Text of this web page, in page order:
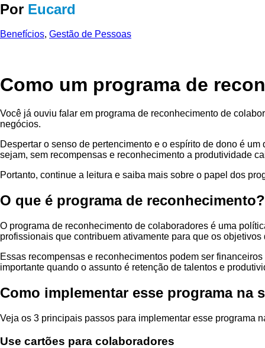
Por Eucard
Benefícios, Gestão de Pessoas
Como um programa de
Você já ouviu falar em programa de reconhecimento de
negócios.
Despertar o senso de pertencimento e o espírito de dono é
sejam, sem recompensas e reconhecimento a produtividade
Portanto, continue a leitura e saiba mais sobre o papel dos
O que é programa de reconhecimento?
O programa de reconhecimento de colaboradores é uma
profissionais que contribuem ativamente para que os
Essas recompensas e reconhecimentos podem ser
importante quando o assunto é retenção de talentos e
Como implementar esse programa na
Veja os 3 principais passos para implementar esse programa
Use cartões para colaboradores